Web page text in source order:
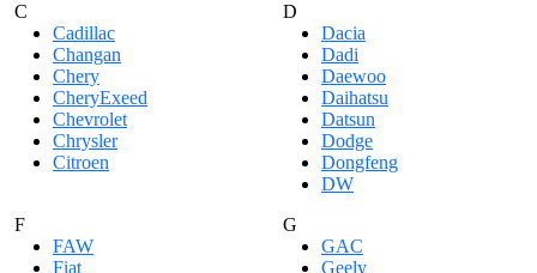
C
Cadillac
Changan
Chery
CheryExeed
Chevrolet
Chrysler
Citroen
D
Dacia
Dadi
Daewoo
Daihatsu
Datsun
Dodge
Dongfeng
DW
F
FAW
Fiat
G
GAC
Geely